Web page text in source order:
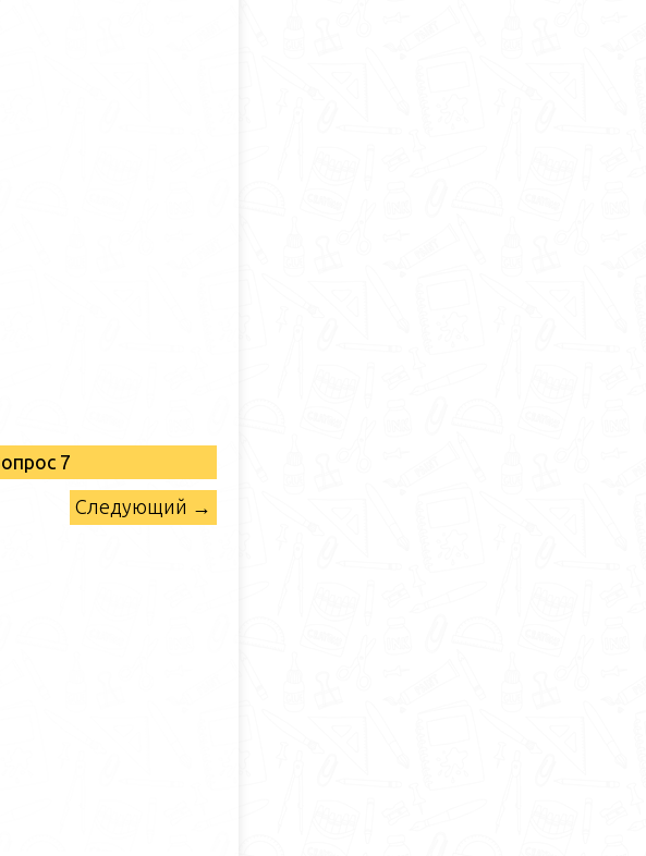
7
Следующий →